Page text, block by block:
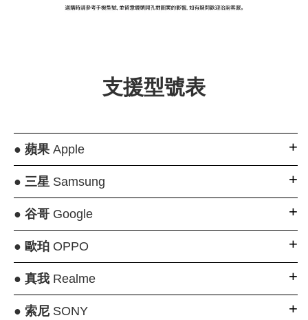
+NT$ 159
-
支援型號表
● 蘋果Apple
● 三星Samsung
● 谷哥Google
● 歐珀OPPO
● 真我Realme
● 索尼SONY